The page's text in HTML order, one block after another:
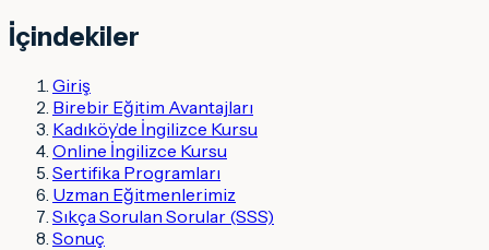
İçindekiler
Giriş
Birebir Eğitim Avantajları
Kadıköy’de İngilizce Kursu
Online İngilizce Kursu
Sertifika Programları
Uzman Eğitmenlerimiz
Sıkça Sorulan Sorular (SSS)
Sonuç